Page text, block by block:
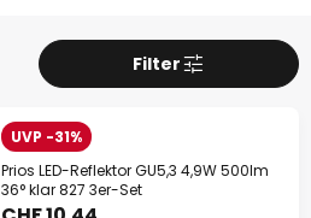
Filter
UVP -31%
Prios LED-Reflektor GU5,3 4,9W 500lm
36° klar 827 3er-Set